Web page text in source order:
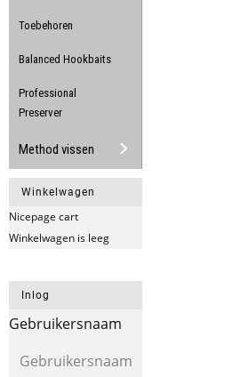
Toebehoren
Balanced Hookbaits
Professional
Preserver
Method vissen
Winkelwagen
Nicepage cart
Winkelwagen is leeg
Inlog
Gebruikersnaam